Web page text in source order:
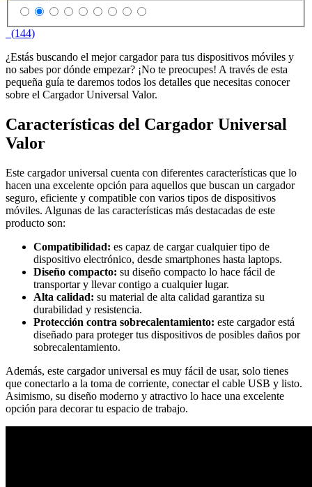
(144)
¿Estás buscando el mejor cargador para tus dispositivos móviles y
no sabes por dónde empezar? ¡No te preocupes! A través de esta
pequeña guía te daremos todos los detalles que necesitas conocer
sobre el Cargador Universal Valor.
Características del Cargador Universal
Valor
Este cargador universal cuenta con diferentes características que lo
hacen una excelente opción para aquellos que buscan un cargador
seguro, eficiente y compatible con varios tipos de dispositivos
móviles. Algunas de las características más destacadas de este
producto son:
Compatibilidad: es capaz de cargar cualquier tipo de
dispositivo electrónico, desde smartphones hasta laptops.
Diseño compacto: su diseño compacto lo hace fácil de
transportar y llevar contigo a cualquier lugar.
Alta calidad: su material de alta calidad garantiza su
durabilidad y resistencia.
Protección contra sobrecalentamiento: este cargador está
diseñado para proteger tus dispositivos de posibles daños por
sobrecalentamiento.
Además, este cargador universal es muy fácil de usar, solo tienes
que conectarlo a la toma de corriente, conectar el cable USB y listo.
Asimismo, su diseño moderno y atractivo lo hace una excelente
opción para decorar tu espacio de trabajo.